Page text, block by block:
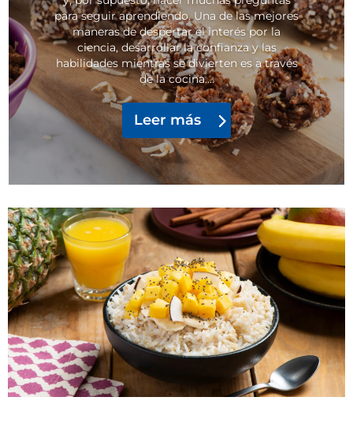
para seguir aprendiendo. Una de las mejores
maneras de despertar el interés por la
ciencia, desarrollar la confianza y las
habilidades mientras se divierten es a través
de la cocina....
Leer más